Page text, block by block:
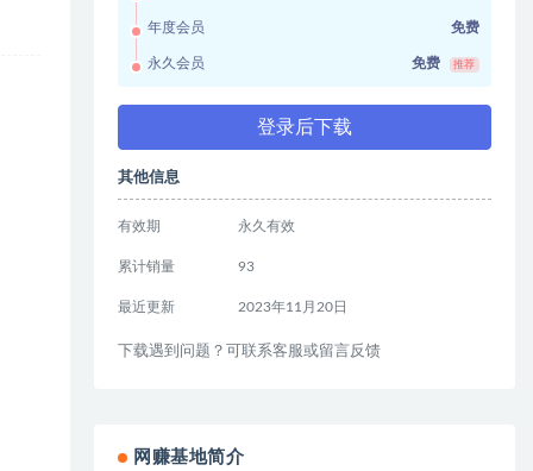
年度会员 免费
永久会员 免费 推荐
登录后下载
其他信息
有效期 永久有效
累计销量 93
最近更新 2023年11月20日
下载遇到问题？可联系客服或留言反馈
网赚基地简介